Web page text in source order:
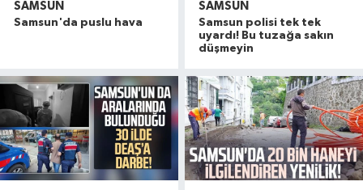
SAMSUN
Samsun'da puslu hava
SAMSUN
Samsun polisi tek tek
uyardı! Bu tuzağa sakın
düşmeyin